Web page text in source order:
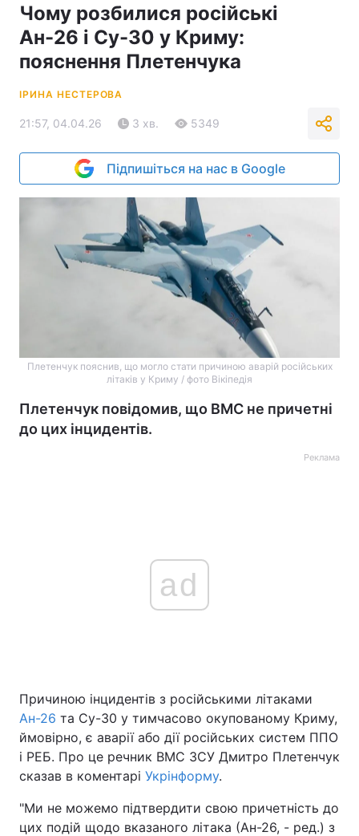
Чому розбилися російські
Ан-26 і Су-30 у Криму:
пояснення Плетенчука
ІРИНА НЕСТЕРОВА
21:57, 04.04.26 3 хв. 5349
Підпишіться на нас в Google
Плетенчук пояснив, що могло стати причиною аварій російських
літаків у Криму / фото Вікіпедія
Плетенчук повідомив, що ВМС не причетні
до цих інцидентів.
Реклама
ad
Причиною інцидентів з російськими літаками
Ан-26 та Су-30 у тимчасово окупованому Криму,
ймовірно, є аварії або дії російських систем ППО
і РЕБ. Про це речник ВМС ЗСУ Дмитро Плетенчук
сказав в коментарі Укрінформу.
"Ми не можемо підтвердити свою причетність до
цих подій щодо вказаного літака (Ан-26, - ред.) з